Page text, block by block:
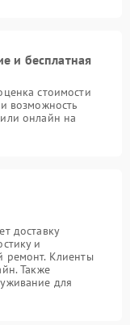
и бесплатная
стоимости
возможность
онлайн на
доставку
и
ремонт. Клиенты
Также
для